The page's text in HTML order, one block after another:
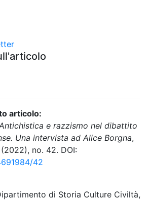
articolo:
e razzismo nel dibattito
Una intervista ad Alice Borgna,
no. 42. DOI:
42
di Storia Culture Civiltà,